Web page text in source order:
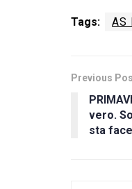
Tags: AS
Previous
vero.
sta